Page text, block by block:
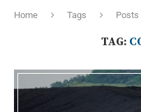
Home Tags Posts
TAG: